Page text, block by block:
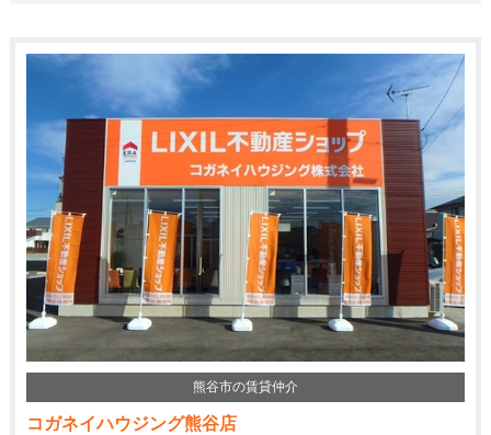
熊谷市の賃貸仲介
コガネイハウジング熊谷店